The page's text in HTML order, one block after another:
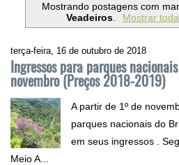
Mostrando postagens com
Veadeiros. Mostrar
terça-feira, 16 de outubro de 2018
Ingressos para parques
novembro (Preços 2018-2019)
A partir de 1º de
parques nacionais do
em seus ingressos .
Meio A...